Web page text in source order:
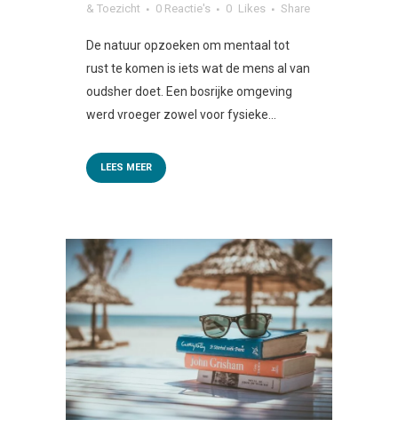
& Toezicht
0 Reactie's 0 Likes Share
De natuur opzoeken om mentaal tot
rust te komen is iets wat de mens al van
oudsher doet. Een bosrijke omgeving
werd vroeger zowel voor fysieke...
LEES MEER